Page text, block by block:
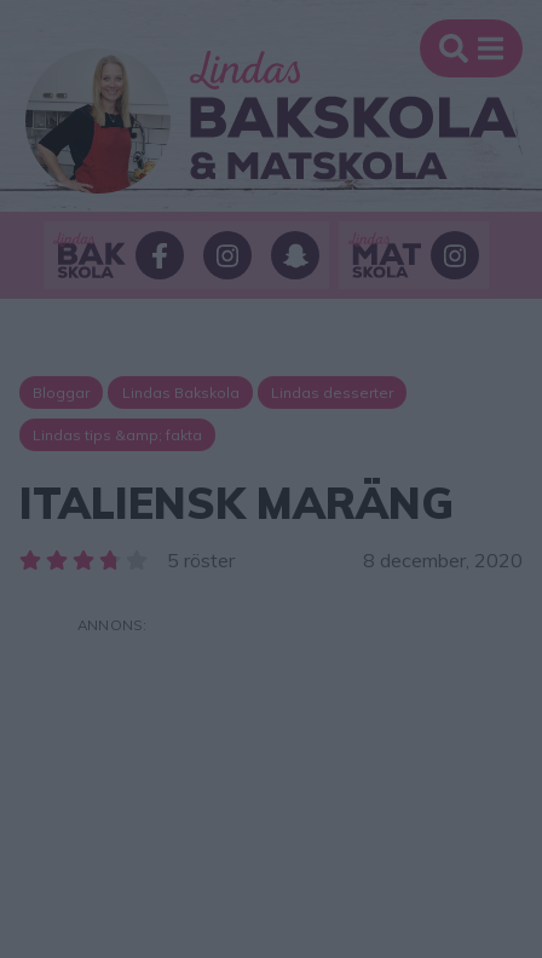
Bloggar Lindas Bakskola Lindas desserter
Lindas tips &amp; fakta
ITALIENSK MARÄNG
5 röster 8 december, 2020